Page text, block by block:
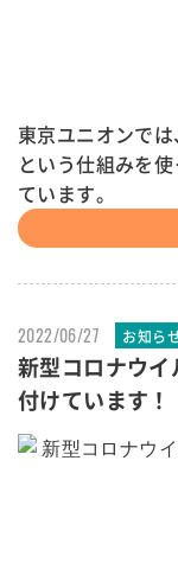
東京ユニオンで
という仕組みを
ています。
2022/06/27 お知ら
新型コロナウ
付けています！